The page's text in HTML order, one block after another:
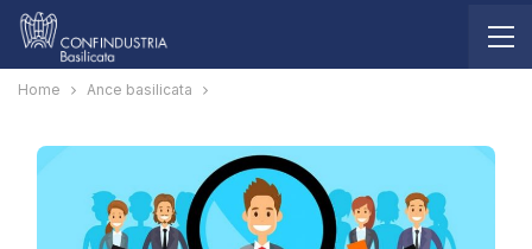
Home Ance basilicata